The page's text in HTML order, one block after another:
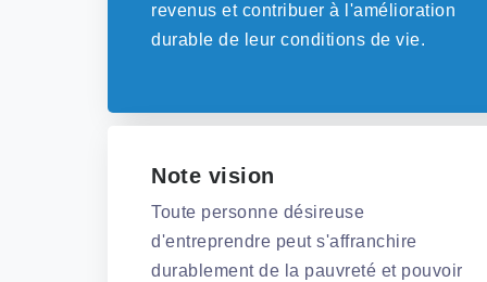
revenus et contribuer à l'amélioration
durable de leur conditions de vie.
Note vision
Toute personne désireuse
d'entreprendre peut s'affranchire
durablement de la pauvreté et pouvoir